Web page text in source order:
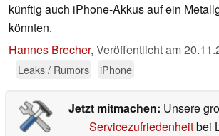
künftig auch iPhone-Akkus auf ein
könnten.
Hannes Brecher, Veröffentlicht am
Leaks / Rumors
iPhone
Jetzt mitmachen: Unsere
Servicezufriedenheitbei